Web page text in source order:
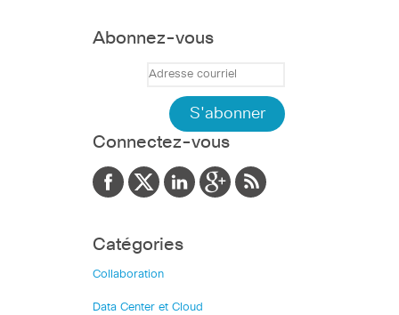
Abonnez-vous
Connectez-vous
Catégories
Collaboration
Data Center et Cloud